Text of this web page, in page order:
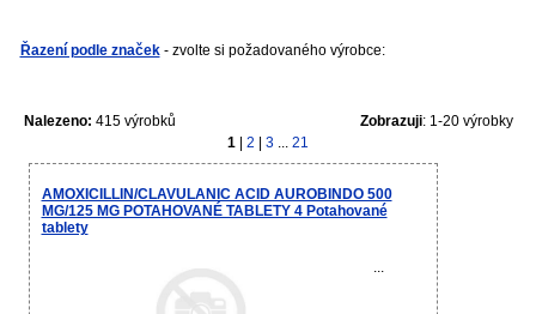
Řazení podle značek - zvolte si požadovaného výrobce:
Nalezeno: 415 výrobků Zobrazuji: 1-20 výrobky
1
2 3 ... 21
AMOXICILLIN/CLAVULANIC ACID AUROBINDO 500
MG/125 MG POTAHOVANÉ TABLETY 4 Potahované
tablety
...